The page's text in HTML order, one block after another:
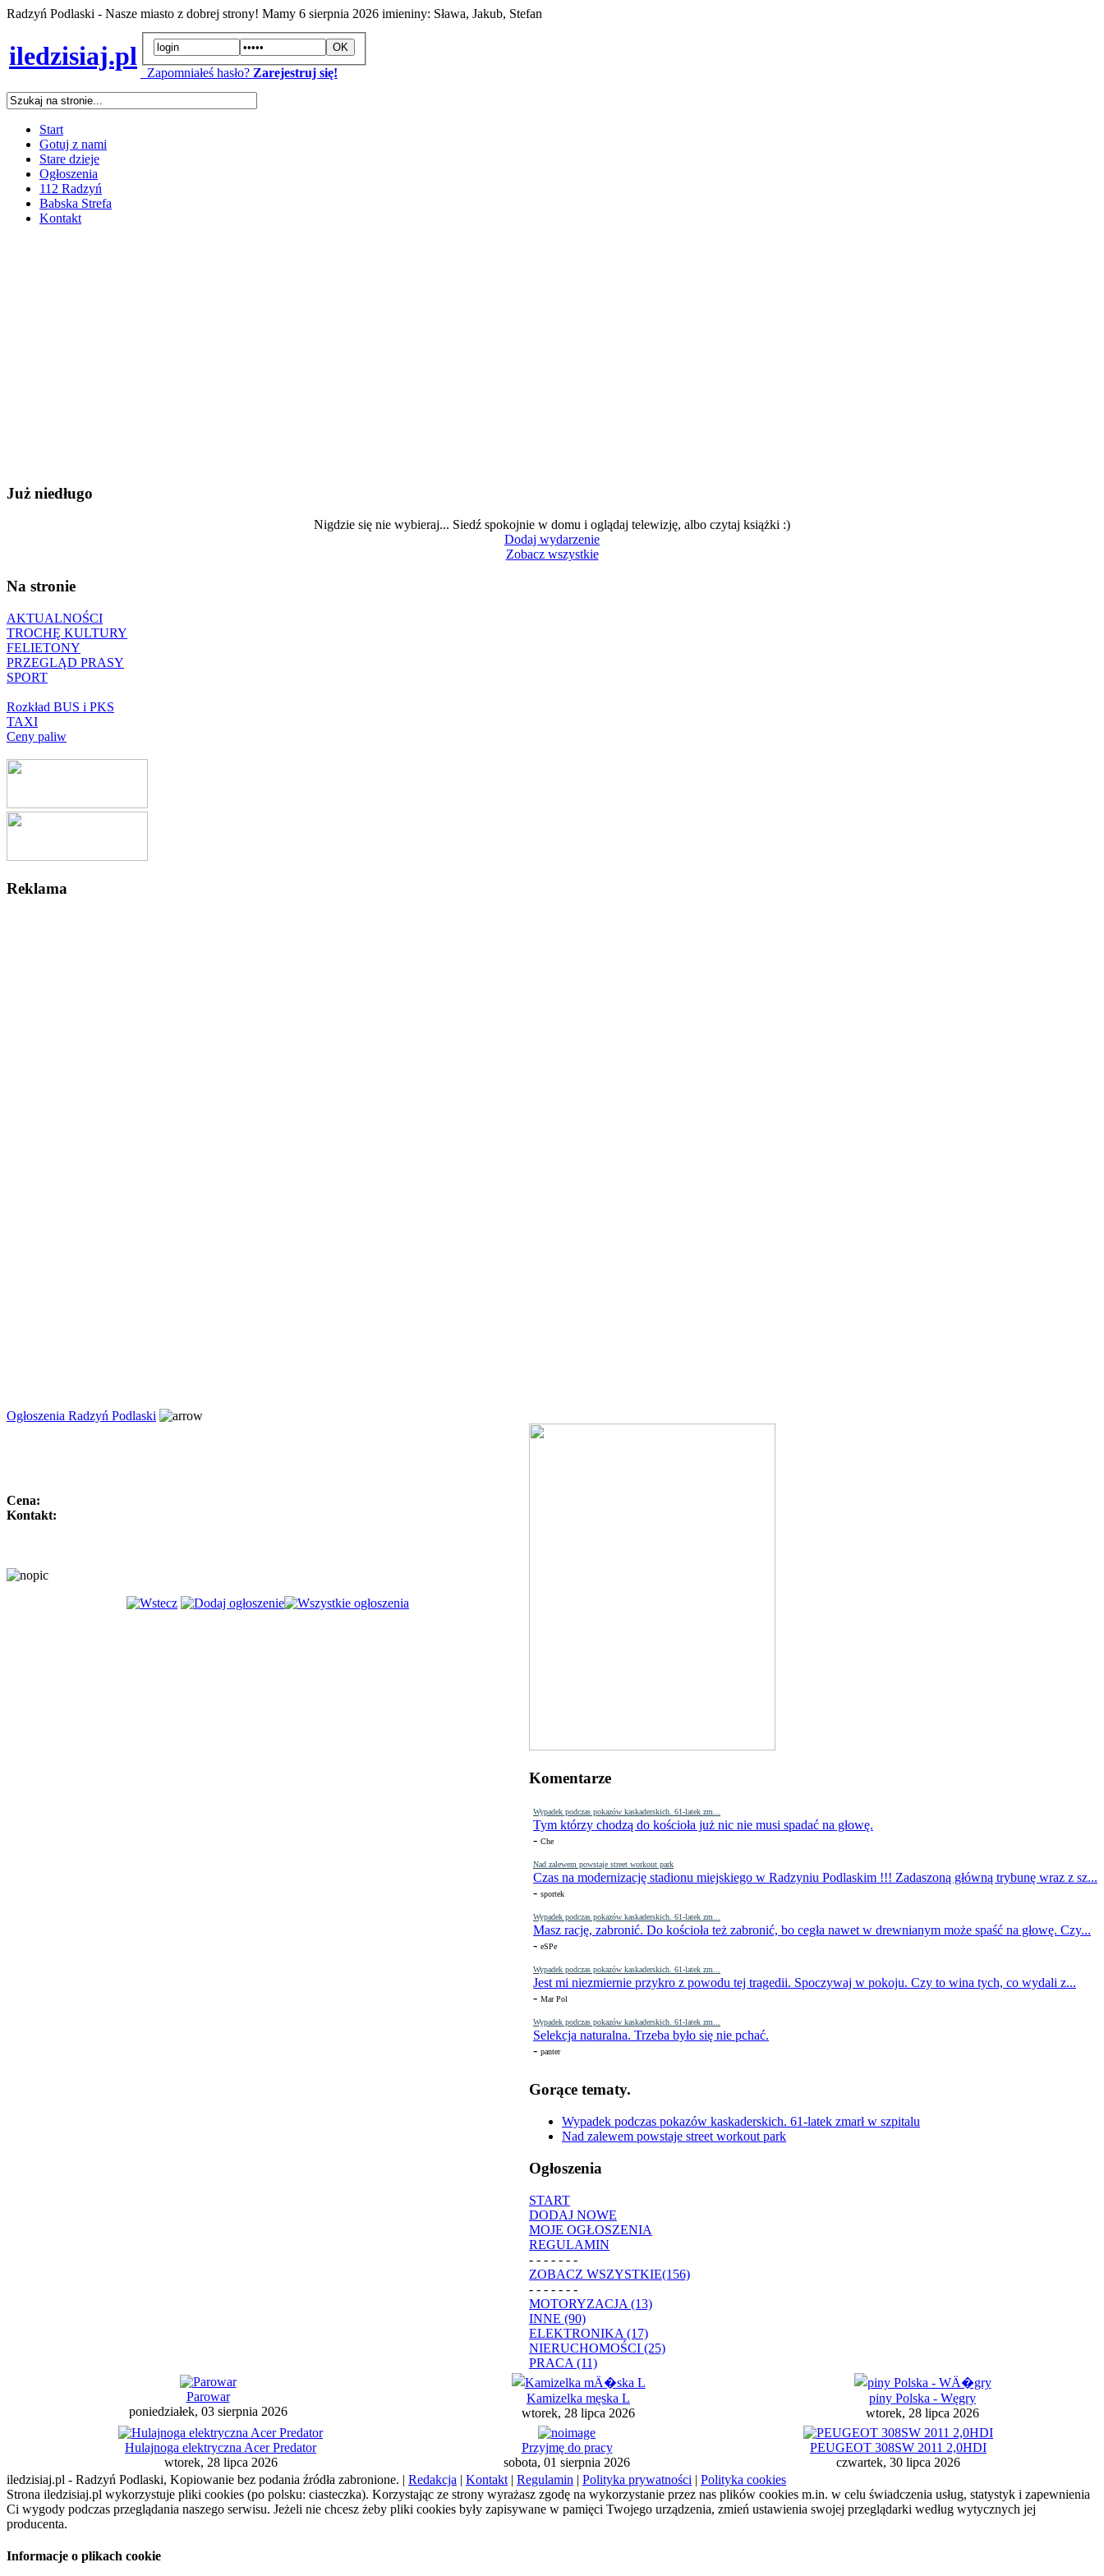
Radzyń Podlaski - Nasze miasto z dobrej strony! Mamy 6 sierpnia 2026 imieniny: Sława, Jakub, Stefan
iledzisiaj.pl
Zapomniałeś hasło? Zarejestruj się!
Start
Gotuj z nami
Stare dzieje
Ogłoszenia
112 Radzyń
Babska Strefa
Kontakt
Już niedługo
Nigdzie się nie wybieraj... Siedź spokojnie w domu i oglądaj telewizję, albo czytaj książki :)
Dodaj wydarzenie
Zobacz wszystkie
Na stronie
AKTUALNOŚCI
TROCHĘ KULTURY
FELIETONY
PRZEGLĄD PRASY
SPORT
Rozkład BUS i PKS
TAXI
Ceny paliw
Reklama
Komentarze
Wypadek podczas pokazów kaskaderskich. 61-latek zm...
Tym którzy chodzą do kościoła już nic nie musi spadać na głowę.
- Che
Nad zalewem powstaje street workout park
Czas na modernizację stadionu miejskiego w Radzyniu Podlaskim !!! Zadaszoną główną trybunę wraz z sz...
- sportek
Wypadek podczas pokazów kaskaderskich. 61-latek zm...
Masz rację, zabronić. Do kościoła też zabronić, bo cegła nawet w drewnianym może spaść na głowę. Czy...
- eSPe
Wypadek podczas pokazów kaskaderskich. 61-latek zm...
Jest mi niezmiernie przykro z powodu tej tragedii. Spoczywaj w pokoju. Czy to wina tych, co wydali z...
- Mar Pol
Wypadek podczas pokazów kaskaderskich. 61-latek zm...
Selekcja naturalna. Trzeba było się nie pchać.
- panter
Gorące tematy.
Wypadek podczas pokazów kaskaderskich. 61-latek zmarł w szpitalu
Nad zalewem powstaje street workout park
Ogłoszenia
START
DODAJ NOWE
MOJE OGŁOSZENIA
REGULAMIN
- - - - - - -
ZOBACZ WSZYSTKIE(156)
- - - - - - -
MOTORYZACJA (13)
INNE (90)
ELEKTRONIKA (17)
NIERUCHOMOŚCI (25)
PRACA (11)
Ogłoszenia Radzyń Podlaski
Cena:
Kontakt:
Parowar
poniedziałek, 03 sierpnia 2026
Kamizelka męska L
wtorek, 28 lipca 2026
piny Polska - Węgry
wtorek, 28 lipca 2026
Hulajnoga elektryczna Acer Predator
wtorek, 28 lipca 2026
Przyjmę do pracy
sobota, 01 sierpnia 2026
PEUGEOT 308SW 2011 2,0HDI
czwartek, 30 lipca 2026
iledzisiaj.pl - Radzyń Podlaski, Kopiowanie bez podania źródła zabronione. | Redakcja | Kontakt | Regulamin | Polityka prywatności | Polityka cookies
Strona iledzisiaj.pl wykorzystuje pliki cookies (po polsku: ciasteczka). Korzystając ze strony wyrażasz zgodę na wykorzystanie przez nas plików cookies m.in. w celu świadczenia usług, statystyk i zapewnienia
Ci wygody podczas przeglądania naszego serwisu. Jeżeli nie chcesz żeby pliki cookies były zapisywane w pamięci Twojego urządzenia, zmień ustawienia swojej przeglądarki według wytycznych jej
producenta.
Informacje o plikach cookie